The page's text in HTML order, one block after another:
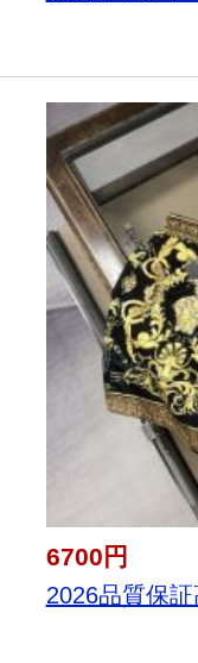
6700円
2026品質保